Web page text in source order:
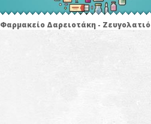
Φαρμακείο Δαρειοτάκη - Ζευγολατιό